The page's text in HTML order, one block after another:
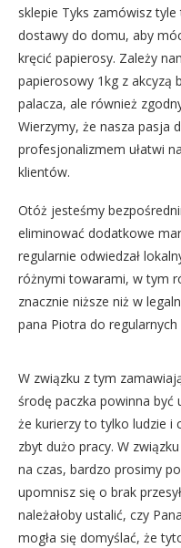
sklepie Tyks zamówisz
dostawy do domu, aby
kręcić papierosy. Zależy
papierosowy 1kg z akcyzą
palacza, ale również
Wierzymy, że nasza pasja
profesjonalizmem ułatwi
klientów.
Otóż jesteśmy
eliminować dodatkowe
regularnie odwiedzał
różnymi towarami, w tym
znacznie niższe niż w
pana Piotra do regularnych
W związku z tym
środę paczka powinna być
że kurierzy to tylko ludzie i
zbyt dużo pracy. W
na czas, bardzo prosimy
upomnisz się o brak
należałoby ustalić, czy
mogła się domyślać, że